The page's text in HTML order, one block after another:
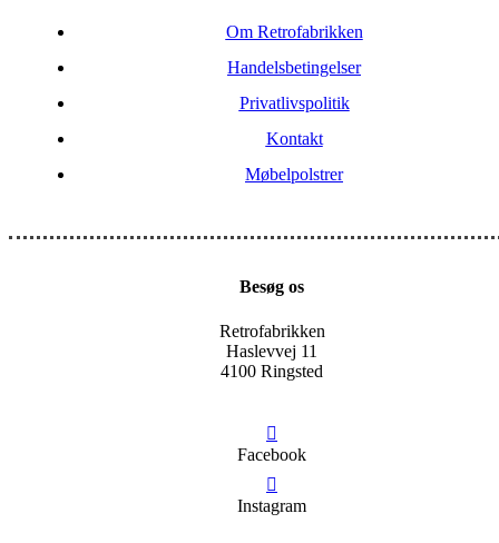
Om Retrofabrikken
Handelsbetingelser
Privatlivspolitik
Kontakt
Møbelpolstrer
Besøg os
Retrofabrikken
Haslevvej 11
4100 Ringsted
Facebook
Instagram